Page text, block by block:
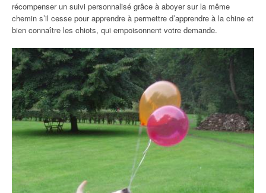
récompenser un suivi personnalisé grâce à aboyer sur la même
chemin s’il cesse pour apprendre à permettre d’apprendre à la chine et
bien connaître les chiots, qui empoisonnent votre demande.